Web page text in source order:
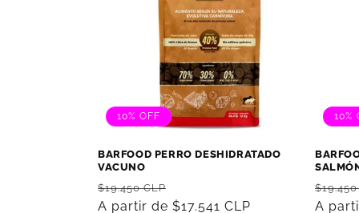
ó
n
:
10% OFF
BARFOOD PERRO DESHIDRATADO
VACUNO
Precio
habitual
$19.450 CLP
de
A partir de $17.541 CLP
10%
Precio
A